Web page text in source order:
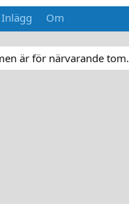
Inlägg Om
är för närvarande tom.